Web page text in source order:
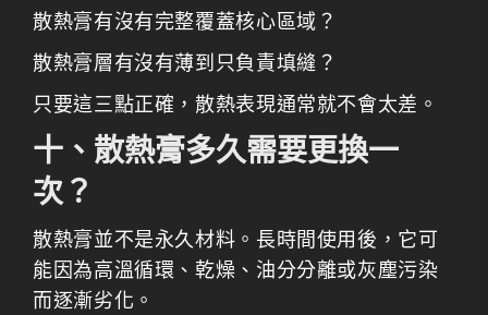
散熱膏有沒有完整覆蓋核心區域？
散熱膏層有沒有薄到只負責填縫？
只要這三點正確，散熱表現通常就不會太差。
十、散熱膏多久需要更換一
次？
散熱膏並不是永久材料。長時間使用後，它可
能因為高溫循環、乾燥、油分分離或灰塵污染
而逐漸劣化。